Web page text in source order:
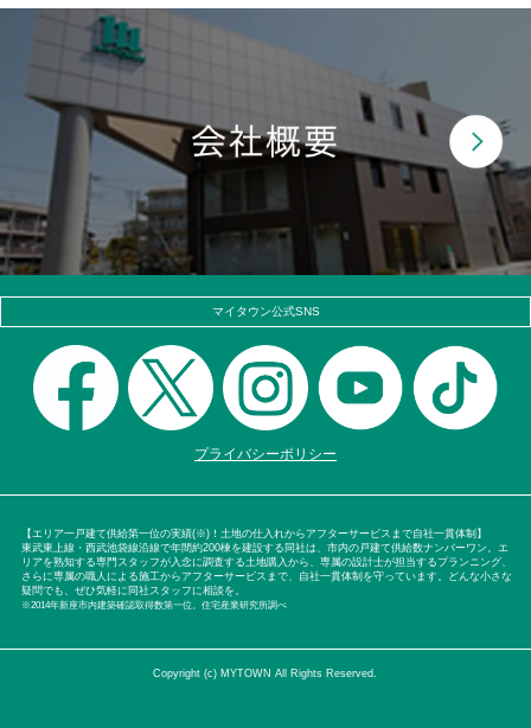
マイタウン公式SNS
プライバシーポリシー
【エリア一戸建て供給第一位の実績(※)！土地の仕入れからアフターサービスまで自社一貫体制】
東武東上線・西武池袋線沿線で年間約200棟を建設する同社は、市内の戸建て供給数ナンバーワン。エ
リアを熟知する専門スタッフが入念に調査する土地購入から、専属の設計士が担当するプランニング、
さらに専属の職人による施工からアフターサービスまで、自社一貫体制を守っています。どんな小さな
疑問でも、ぜひ気軽に同社スタッフに相談を。
※2014年新座市内建築確認取得数第一位。住宅産業研究所調べ
Copyright (c) MYTOWN All Rights Reserved.